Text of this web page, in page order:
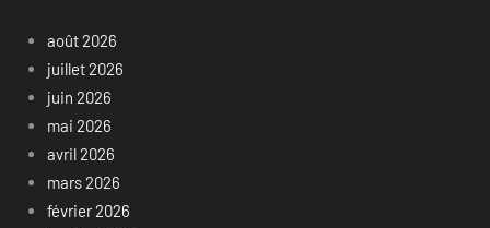
août 2026
juillet 2026
juin 2026
mai 2026
avril 2026
mars 2026
février 2026